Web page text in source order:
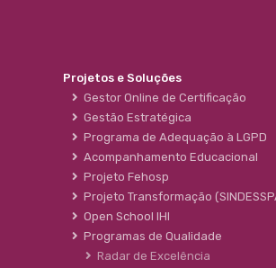
Projetos e Soluções
Gestor Online de Certificação
Gestão Estratégica
Programa de Adequação à LGPD
Acompanhamento Educacional
Projeto Fehosp
Projeto Transformação
Open School IHI
Programas de Qualidade
Radar de Excelência